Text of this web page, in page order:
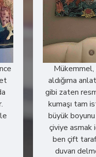
aldığıma
gibi zaten
kumaşı tam
büyük boyunu
çiviye asmak
ben çift
duvarı